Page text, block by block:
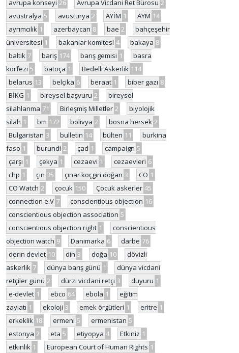
avrupa konseyi 26 Avrupa Vicdani Ret Bürosu 2
avustralya 5 avusturya 2 AYİM 1 AYM 14
ayrımcılık 1 azerbaycan 8 bae 2
bahçeşehir
üniversitesi 1 bakanlar komitesi 4 bakaya 8
baltık 7 barış 174 barış gemisi 1
basra
körfezi 5 batoça 1 Bedelli Askerlik 114
belarus 13 belçika 6 beraat 1 biber gazı 8
BİKG 1 bireysel başvuru 2
bireysel
silahlanma 71 Birleşmiş Milletler 2
biyolojik
silah 1 bm 172 bolivya 2 bosna hersek 2
Bulgaristan 3 bulletin 14 bülten 11
burkina
faso 1 burundi 2 çad 1 campaign 5
çarşı 1 çekya 1 cezaevi 1 cezaevleri 6
chp 1 çin 35 çınar koçgiri doğan 3 CO 1
CO Watch 2 çocuk 150 Çocuk askerler 45
connection e.V 7 conscientious objection 16
conscientious objection association 5
conscientious objection right 1
conscientious
objection watch 9 Danimarka 6 darbe 76
derin devlet 10 din 3 doğa 10
dövizli
askerlik 7 dünya barış günü 1
dünya vicdani
retçiler günü 2 dürzi vicdani retçi 3 duyuru 1
e-devlet 1 ebco 64 ebola 1
eğitim
zayiatı 1 ekoloji 3 emek örgütleri 1 eritre 1
erkeklik 18 ermeni 5 ermenistan 5
estonya 2 eta 5 etiyopya 4 Etkiniz 1
etkinlik 1 European Court of Human Rights 1